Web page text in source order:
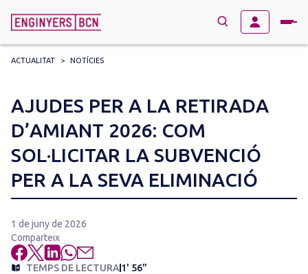
for:
ACTUALITAT > NOTÍCIES
AJUDES PER A LA RETIRADA
D’AMIANT 2026: COM
SOL·LICITAR LA SUBVENCIÓ
PER A LA SEVA ELIMINACIÓ
1 de juny de 2026
Comparteix
TEMPS DE LECTURA 1' 56"